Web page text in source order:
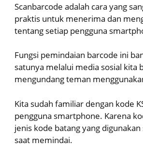
Scanbarcode adalah cara yang
praktis untuk menerima dan
tentang setiap pengguna
Fungsi pemindaian barcode ini
satunya melalui media sosial kita
mengundang teman
Kita sudah familiar dengan kode
pengguna smartphone. Karena
jenis kode batang yang
saat memindai.